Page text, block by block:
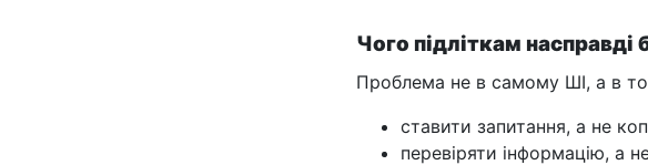
Чого підліткам насправді
Проблема не в самому ШІ, а в
ставити запитання, а не
перевіряти інформацію, а